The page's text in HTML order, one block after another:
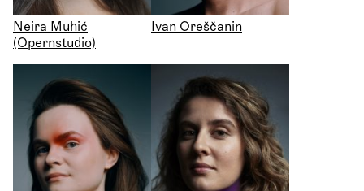
Neira Muhić
(Opernstudio)
Ivan Oreščanin